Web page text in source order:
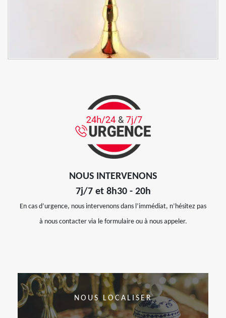
NOUS INTERVENONS
7j/7 et 8h30 - 20h
En cas d’urgence, nous intervenons dans l’immédiat, n’hésitez pas
à nous contacter via le formulaire ou à nous appeler.
NOUS LOCALISER